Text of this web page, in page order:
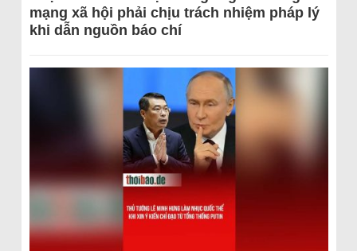
mạng xã hội phải chịu trách nhiệm pháp lý
khi dẫn nguồn báo chí